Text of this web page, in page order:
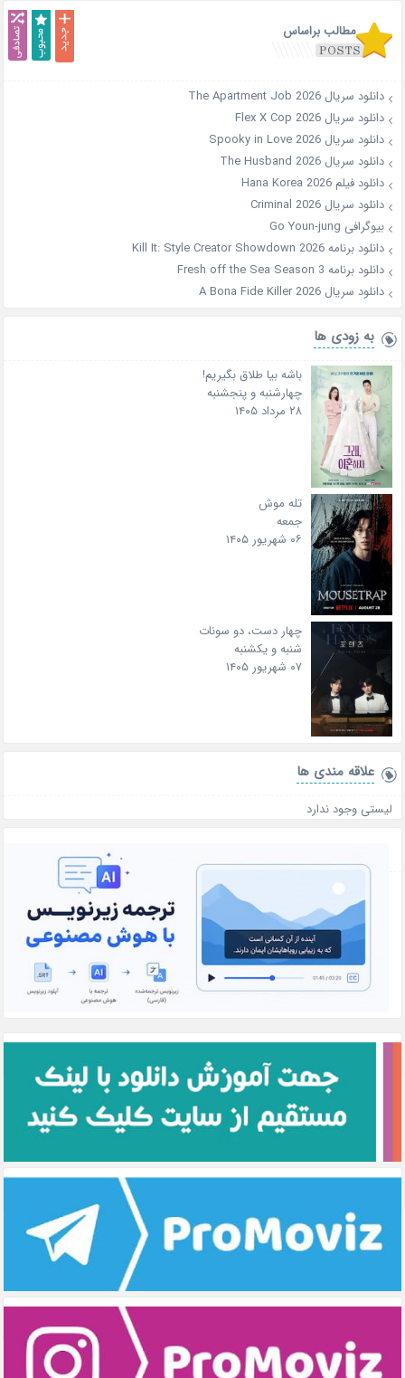
مطالب براساس
دانلود سریال The Apartment Job 2026
دانلود سریال Flex X Cop 2026
دانلود سریال Spooky in Love 2026
دانلود سریال The Husband 2026
دانلود فیلم Hana Korea 2026
دانلود سریال Criminal 2026
بیوگرافی Go Youn-jung
دانلود برنامه Kill It: Style Creator Showdown 2026
دانلود برنامه Fresh off the Sea Season 3
دانلود سریال A Bona Fide Killer 2026
به زودی ها
باشه بیا طلاق بگیریم!
چهارشنبه و پنجشنبه
۲۸ مرداد ۱۴۰۵
تله موش
جمعه
۰۶ شهریور ۱۴۰۵
چهار دست، دو سونات
شنبه و یکشنبه
۰۷ شهریور ۱۴۰۵
علاقه‌ مندی ها
لیستی وجود ندارد